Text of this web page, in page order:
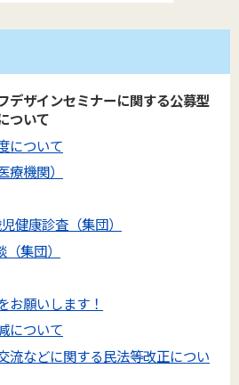
デザインセミナーに関する公募型
ついて
について
機関）
健康診査（集団）
集団）
お願いします！
について
流などに関する民法等改正につい